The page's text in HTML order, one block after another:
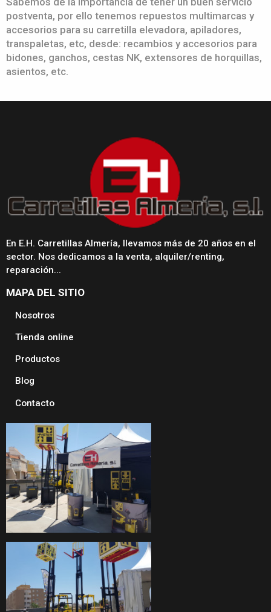
postventa, por ello tenemos repuestos multimarcas y
accesorios para su carretilla elevadora, apiladores,
transpaletas, etc, desde: recambios y accesorios para
bidones, ganchos, cestas NK, extensores de horquillas,
asientos, etc.
En E.H. Carretillas Almería, llevamos más de 20 años en el
sector. Nos dedicamos a la venta, alquiler/renting,
reparación...
MAPA DEL SITIO
Nosotros
Tienda online
Productos
Blog
Contacto